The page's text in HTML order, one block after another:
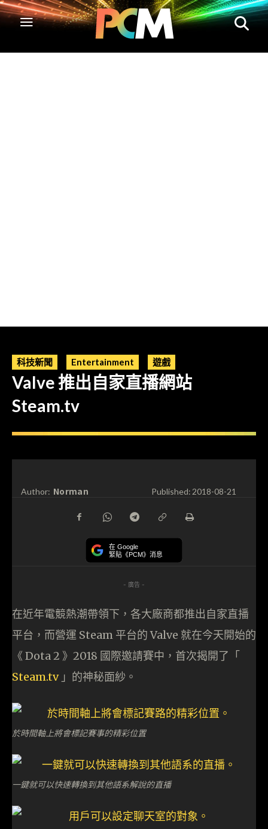
科技新聞 Entertainment 遊戲
Valve 推出自家直播網站
Steam.tv
Author: Norman Published:2018-08-21
在 Google
緊貼《PCM》消息
- 廣告 -
在近年電競熱潮帶領下，各大廠商都推出自家直播
平台，而營運 Steam 平台的 Valve 就在今天開始的
《 Dota 2 》2018 國際邀請賽中，首次揭開了「
Steam.tv」的神秘面紗。
於時間軸上將會標記賽事的精彩位置
一鍵就可以快速轉換到其他語系解說的直播